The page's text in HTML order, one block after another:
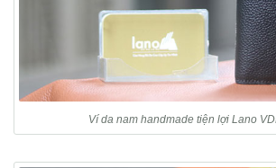
Ví da nam handmade tiện lợi Lano